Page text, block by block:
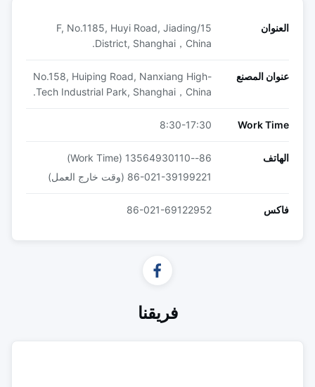
العنوان
15/F, No.1185, Huyi Road, Jiading
District, Shanghai，China.
عنوان المصنع
No.158, Huiping Road, Nanxiang High-
Tech Industrial Park, Shanghai，China.
Work Time
8:30-17:30
الهاتف
86--13564930110 (Work Time)
86-021-39199221 (وقت خارج العمل)
فاكس 86-021-69122952
فريقنا